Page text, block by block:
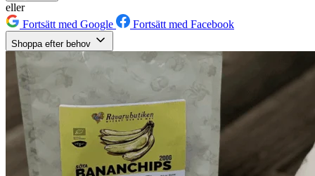
eller
Fortsätt med Google
Fortsätt med Facebook
Shoppa efter behov